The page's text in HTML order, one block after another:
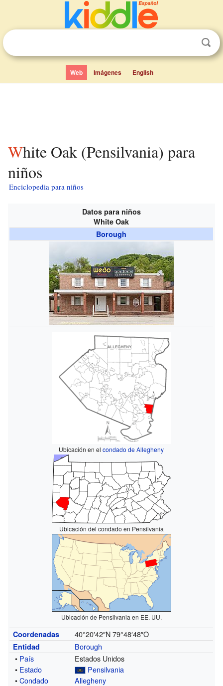
Web Imágenes English
White Oak (Pensilvania) para
niños
Enciclopedia para niños
Datos para niños
White Oak
Borough
Ubicación en elcondado de Allegheny
Ubicación del condado en Pensilvania
Ubicación de Pensilvania en EE. UU.
Coordenadas 40°20′42″N 79°48′48″O
Entidad
Borough
• País
Estados Unidos
• Estado
Pensilvania
•Condado Allegheny